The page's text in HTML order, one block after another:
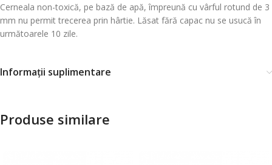
Cerneala non-toxică, pe bază de apă, împreună cu vârful rotund de 3
mm nu permit trecerea prin hârtie. Lăsat fără capac nu se usucă în
următoarele 10 zile.
Informații suplimentare
Produse similare